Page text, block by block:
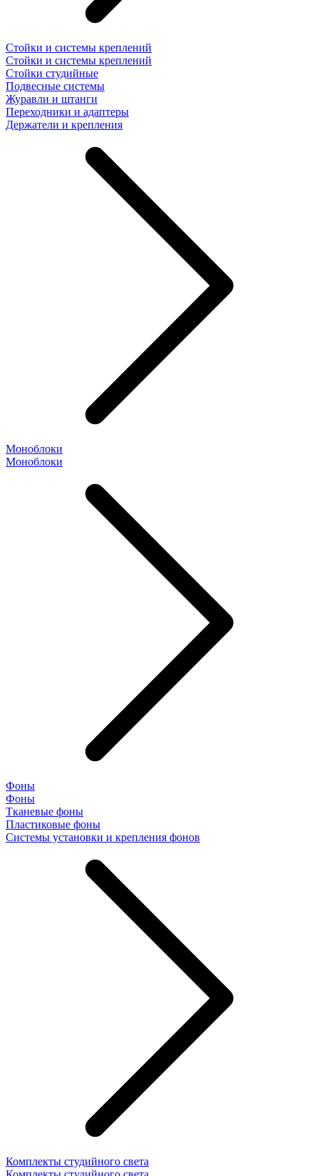
Стойки и системы креплений
Стойки и системы креплений
Стойки студийные
Подвесные системы
Журавли и штанги
Переходники и адаптеры
Держатели и крепления
Моноблоки
Моноблоки
Фоны
Фоны
Тканевые фоны
Пластиковые фоны
Системы установки и крепления фонов
Комплекты студийного света